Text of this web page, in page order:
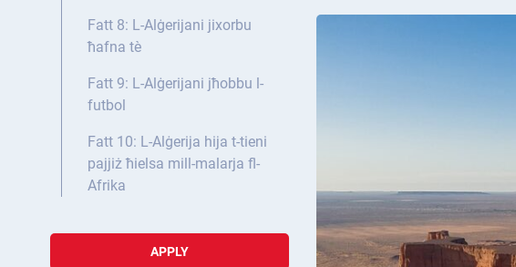
Fatt 8: L-Alġerijani jixorbu
ħafna tè
Fatt 9: L-Alġerijani jħobbu l-
futbol
Fatt 10: L-Alġerija hija t-tieni
pajjiż ħielsa mill-malarja fl-
Afrika
APPLY